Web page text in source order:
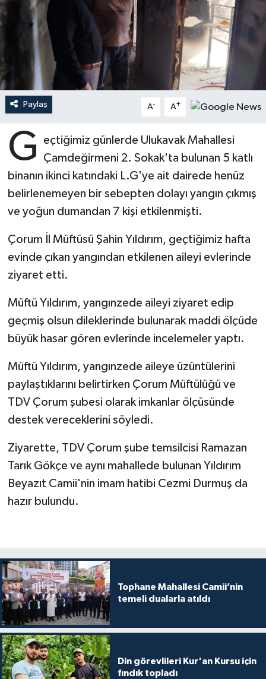
Paylaş A- A+
G
eçtiğimiz günlerde Ulukavak Mahallesi
Çamdeğirmeni 2. Sokak'ta bulunan 5 katlı
binanın ikinci katındaki L.G'ye ait dairede henüz
belirlenemeyen bir sebepten dolayı yangın çıkmış
ve yoğun dumandan 7 kişi etkilenmişti.
Çorum İl Müftüsü Şahin Yıldırım, geçtiğimiz hafta
evinde çıkan yangından etkilenen aileyi evlerinde
ziyaret etti.
Müftü Yıldırım, yangınzede aileyi ziyaret edip
geçmiş olsun dileklerinde bulunarak maddi ölçüde
büyük hasar gören evlerinde incelemeler yaptı.
Müftü Yıldırım, yangınzede aileye üzüntülerini
paylaştıklarını belirtirken Çorum Müftülüğü ve
TDV Çorum şubesi olarak imkanlar ölçüsünde
destek vereceklerini söyledi.
Ziyarette, TDV Çorum şube temsilcisi Ramazan
Tarık Gökçe ve aynı mahallede bulunan Yıldırım
Beyazıt Camii'nin imam hatibi Cezmi Durmuş da
hazır bulundu.
Tophane Mahallesi Camii’nin
temeli dualarla atıldı
Din görevlileri Kur'an Kursu için
fındık topladı
Ardahan Müftülüğü
Artvin Müftülüğü
Aydın Müftülüğü
Balıkesir Müftülüğü
Bartın Müftülüğü
Batman Müftülüğü
Bayburt Müftülüğü
Bilecik Müftülüğü
Bingöl Müftülüğü
Bolu Müftülüğü
Bursa Müftülüğü
Çanakkale Müftülüğü
Çankırı Müftülüğü
Denizli Müftülüğü
Düzce Müftülüğü
Edirne Müftülüğü
Elazığ Müftülüğü
Erzincan Müftülüğü
Kudüs
Kurban
Mukabele
Peygamberimizin Hayatı
Ramazan
Sahabeler
Hutbeler
DİYANET AKADEMİ
DİYANET GENÇLİK
DİYANET RADYO/TV
DEPREM
Dünya
Kültür-Sanat
Aile
Makaleler
Duyurular
Podcast
Bilim, Teknoloji
Diyanet TV
YAŞAM